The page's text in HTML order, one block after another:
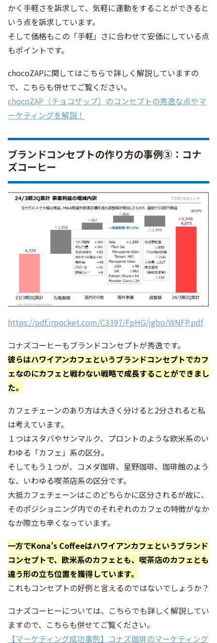
かく手軽さを訴求して、気軽に運動をすることができると
いう点を訴求しています。
そして価格もこの「手軽」さに合わせて安価にしている点
もポイントです。
chocoZAPに関してはこちらで詳しく解説していますの
で、こちらも併せてご覧ください。
chocoZAP（チョコザップ）のコンセプトの秀逸な点やマ
ーケティングを解説！
ブランドコンセプトの作り方の事例③：コナ
ズコーヒー
https://pdf.irpocket.com/C3397/FpHG/jgbo/WNFP.pdf
コナズコーヒーもブランドコンセプトが秀逸です。
彼らはハワイアンカフェというブランドコンセプトでカフ
ェなのにカフェと戦わない戦略で成長することができまし
た。
カフェチェーンのあり方は大きく分けると2分されると私
は考えています。
１つはスタバやサンマルク、プロントのような欧米系のい
わゆる「カフェ」系の区分。
そしてもう１つが、コメダ珈琲、星野珈琲、珈琲館のよう
な、いわゆる喫茶店系の区分です。
大抵カフェチェーンはこのどちらかに区分されるが故に、
そのポジショニング内でのそれぞれのカフェの特徴がなか
なか際立ち辛くなっています。
一方でKona’s Coffeeはハワイアンカフェというブランド
コンセプトで、欧米系のカフェとも、喫茶店のカフェとも
違う形の立ち位置を獲得しています。
これもコンセプトの好例と言えるのではないでしょうか？
コナズコーヒーについては、こちらでも詳しく解説してい
ますので、こちらも併せてご覧ください。
【マーケティング成功事例】コナズ珈琲のマーケティング